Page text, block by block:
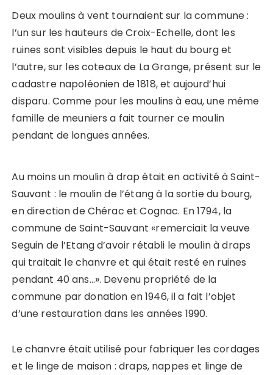
Deux moulins à vent tournaient sur la commune :
l’un sur les hauteurs de Croix-Echelle, dont les
ruines sont visibles depuis le haut du bourg et
l’autre, sur les coteaux de La Grange, présent sur le
cadastre napoléonien de 1818, et aujourd’hui
disparu. Comme pour les moulins à eau, une même
famille de meuniers a fait tourner ce moulin
pendant de longues années.
Au moins un moulin à drap était en activité à Saint-
Sauvant : le moulin de l’étang à la sortie du bourg,
en direction de Chérac et Cognac. En 1794, la
commune de Saint-Sauvant «remerciait la veuve
Seguin de l’Etang d’avoir rétabli le moulin à draps
qui traitait le chanvre et qui était resté en ruines
pendant 40 ans…». Devenu propriété de la
commune par donation en 1946, il a fait l’objet
d’une restauration dans les années 1990.
Le chanvre était utilisé pour fabriquer les cordages
et le linge de maison : draps, nappes et linge de